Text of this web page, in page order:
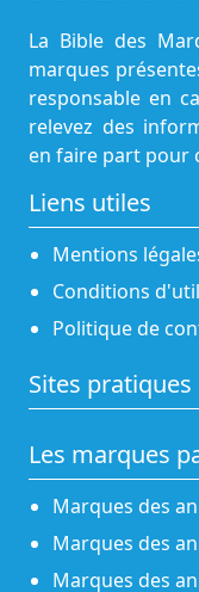
La Bible des
marques
responsable en
relevez des
en faire part pour
Liens utiles
Mentions
Conditions
Politique de
Sites pratiques
Les marques
Marques des
Marques des
Marques des